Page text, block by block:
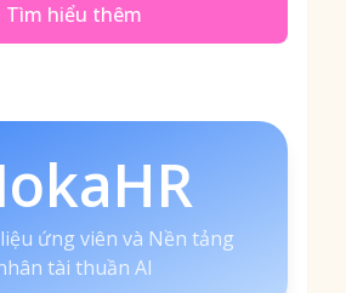
Tìm hiểu thêm
ứng viên và Nền tảng
tài thuần AI